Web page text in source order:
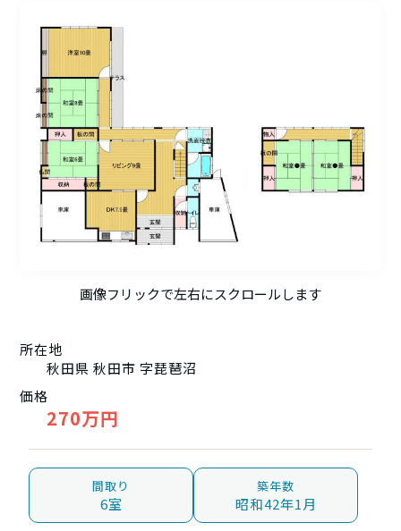
所在地
秋田県 秋田市 字琵琶沼
価格
270万円
間取り
6室
築年数
昭和42年1月
画像フリックで左右にスクロールします